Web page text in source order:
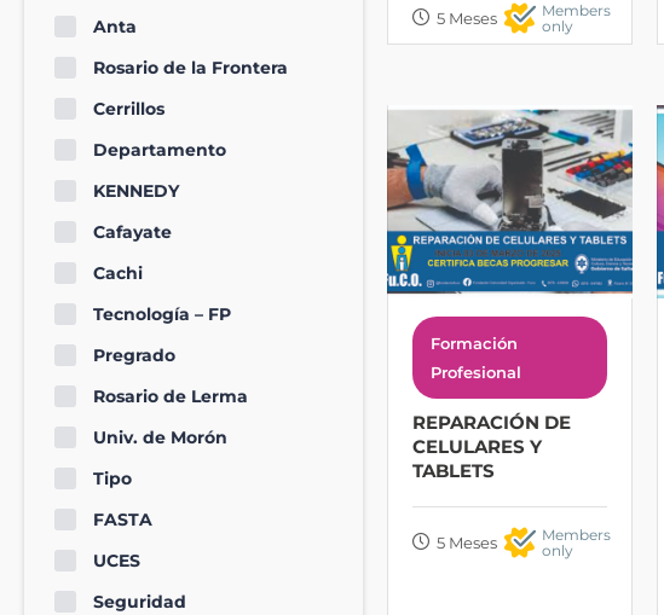
Anta
Rosario de la Frontera
Cerrillos
Departamento
KENNEDY
Cafayate
Cachi
Tecnología – FP
Pregrado
Rosario de Lerma
Univ. de Morón
Tipo
FASTA
UCES
Seguridad
5 Meses
Members
only
Formación
Profesional
REPARACIÓN DE
CELULARES Y
TABLETS
5 Meses
Members
only